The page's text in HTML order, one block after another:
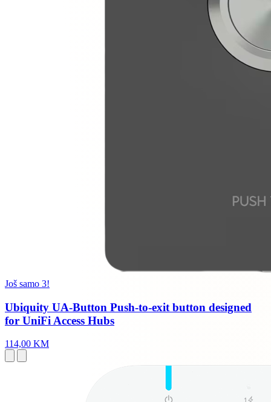
Još samo 3!
Ubiquity UA-Button Push-to-exit button designed
for UniFi Access Hubs
114,00 KM